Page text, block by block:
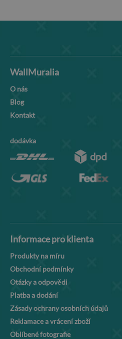
WallMuralia
O nás
Blog
Kontakt
dodávka
Informace pro klienta
Produkty na míru
Obchodní podmínky
Otázky a odpovědi
Platba a dodání
Zásady ochrany osobních údajů
Reklamace a vrácení zboží
Oblíbené fotografie